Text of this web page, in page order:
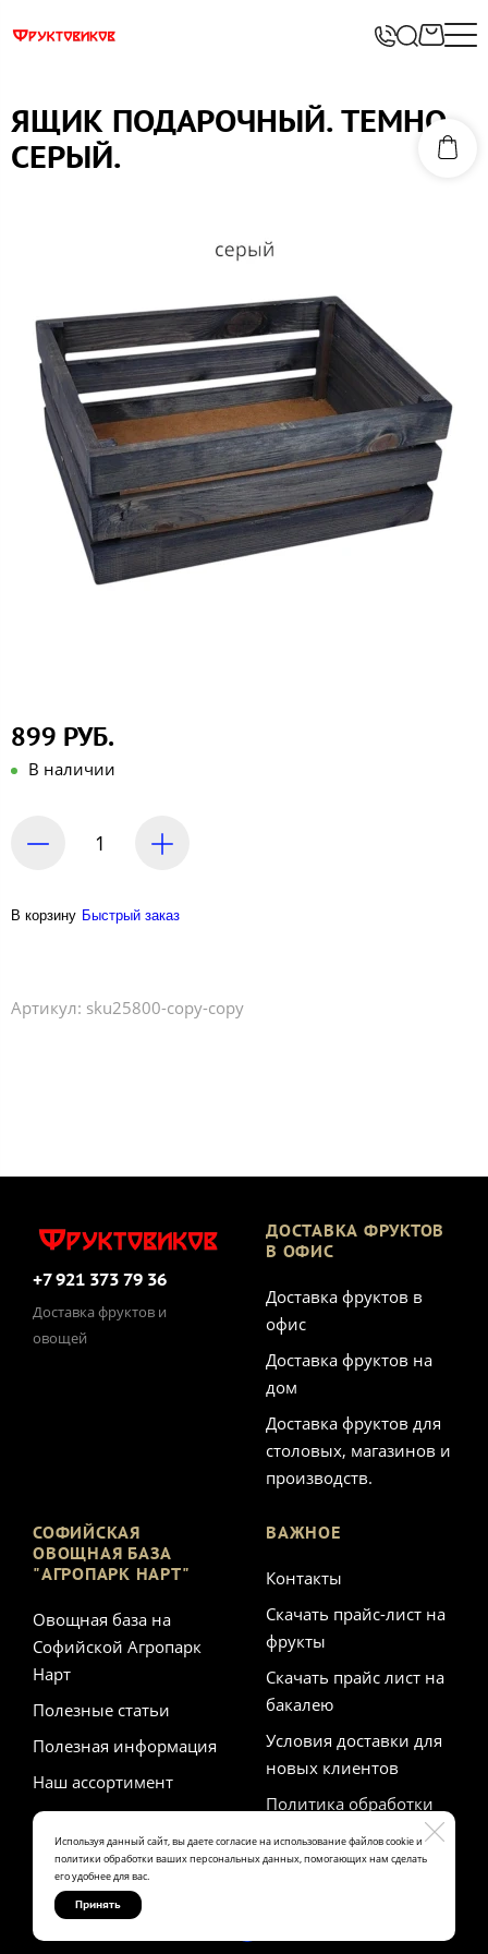
Используя данный сайт, вы даете согласие на использование файлов cookie и
политики обработки ваших персональных данных, помогающих нам сделать
его удобнее для вас.
Принять
ЯЩИК ПОДАРОЧНЫЙ. ТЕМНО-
СЕРЫЙ.
899 РУБ.
В наличии
В корзину Быстрый заказ
Артикул: sku25800-copy-copy
+7 921 373 79 36
Доставка фруктов и
овощей
ДОСТАВКА ФРУКТОВ
В ОФИС
Доставка фруктов в
офис
Доставка фруктов на
дом
Доставка фруктов для
столовых, магазинов и
производств.
СОФИЙСКАЯ
ОВОЩНАЯ БАЗА
"АГРОПАРК НАРТ"
Овощная база на
Софийской Агропарк
Нарт
Полезные статьи
Полезная информация
Наш ассортимент
ВАЖНОЕ
Контакты
Скачать прайс-лист на
фрукты
Скачать прайс лист на
бакалею
Условия доставки для
новых клиентов
Политика обработки
персональных данных